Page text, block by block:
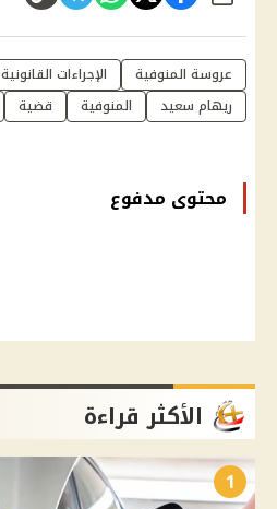
عروسة المنوفية الإجراءات القانونية
ريهام سعيد
المنوفية قضية
محتوى مدفوع
الأكثر قراءة
1